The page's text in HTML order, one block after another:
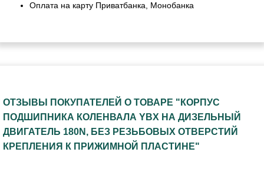
Оплата на карту Приватбанка, Монобанка
ОТЗЫВЫ ПОКУПАТЕЛЕЙ О ТОВАРЕ "КОРПУС
ПОДШИПНИКА КОЛЕНВАЛА YBX НА ДИЗЕЛЬНЫЙ
ДВИГАТЕЛЬ 180N, БЕЗ РЕЗЬБОВЫХ ОТВЕРСТИЙ
КРЕПЛЕНИЯ К ПРИЖИМНОЙ ПЛАСТИНЕ"